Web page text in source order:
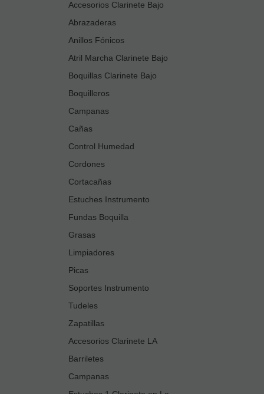
Accesorios Clarinete Bajo
Abrazaderas
Anillos Fónicos
Atril Marcha Clarinete Bajo
Boquillas Clarinete Bajo
Boquilleros
Campanas
Cañas
Control Humedad
Cordones
Cortacañas
Estuches Instrumento
Fundas Boquilla
Grasas
Limpiadores
Picas
Soportes Instrumento
Tudeles
Zapatillas
Accesorios Clarinete LA
Barriletes
Campanas